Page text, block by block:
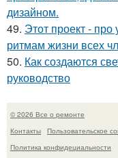
дизайном.
49. Этот проект -
ритмам жизни всех
50. Как создаются
руководство
© 2026 Все о ремонте
Контакты
Пользовательское
Политика конфидециальности